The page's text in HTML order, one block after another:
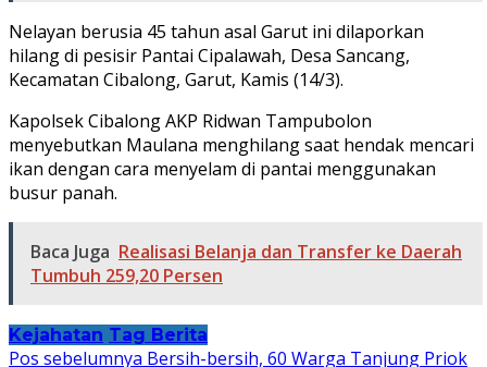
Nelayan berusia 45 tahun asal Garut ini dilaporkan
hilang di pesisir Pantai Cipalawah, Desa Sancang,
Kecamatan Cibalong, Garut, Kamis (14/3).
Kapolsek Cibalong AKP Ridwan Tampubolon
menyebutkan Maulana menghilang saat hendak mencari
ikan dengan cara menyelam di pantai menggunakan
busur panah.
Baca Juga Realisasi Belanja dan Transfer ke Daerah
Tumbuh 259,20 Persen
Kejahatan Tag Berita
Pos sebelumnya Bersih-bersih, 60 Warga Tanjung Priok